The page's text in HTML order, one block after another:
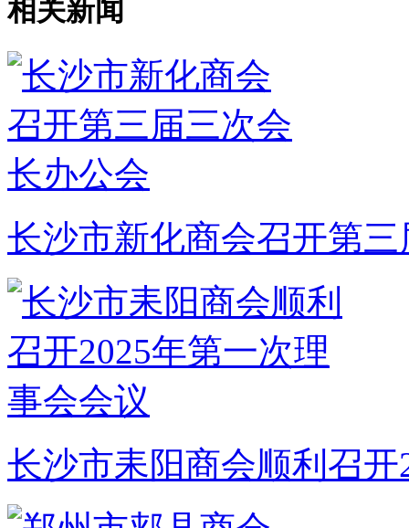
相关新闻
长沙市新化商会召开第
长沙市耒阳商会顺利召